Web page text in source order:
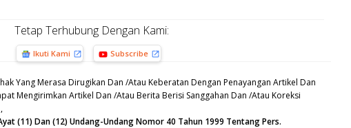
Tetap Terhubung Dengan Kami:
Ikuti Kami Subscribe
Yang Merasa Dirugikan Dan /Atau Keberatan Dengan Penayangan Artikel Dan
Mengirimkan Artikel Dan /Atau Berita Berisi Sanggahan Dan /Atau Koreksi
,
(11) Dan (12) Undang-Undang Nomor 40 Tahun 1999 Tentang Pers.